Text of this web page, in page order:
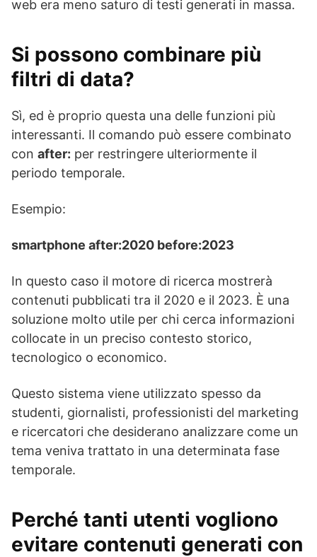
web era meno saturo di testi generati in massa.
Si possono combinare più
filtri di data?
Sì, ed è proprio questa una delle funzioni più
interessanti. Il comando può essere combinato
con after: per restringere ulteriormente il
periodo temporale.
Esempio:
smartphone after:2020 before:2023
In questo caso il motore di ricerca mostrerà
contenuti pubblicati tra il 2020 e il 2023. È una
soluzione molto utile per chi cerca informazioni
collocate in un preciso contesto storico,
tecnologico o economico.
Questo sistema viene utilizzato spesso da
studenti, giornalisti, professionisti del marketing
e ricercatori che desiderano analizzare come un
tema veniva trattato in una determinata fase
temporale.
Perché tanti utenti vogliono
evitare contenuti generati con